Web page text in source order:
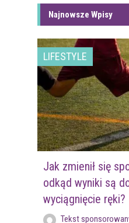
Najnowsze Wpisy
LIFESTYLE
Jak zmienił się
odkąd wyniki są
wyciągnięcie ręki?
Tekst